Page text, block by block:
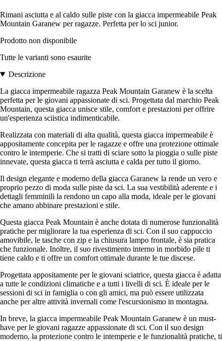
Rimani asciutta e al caldo sulle piste con la giacca impermeabile Peak
Mountain Garanew per ragazze. Perfetta per lo sci junior.
Prodotto non disponibile
Tutte le varianti sono esaurite
Descrizione
La giacca impermeabile ragazza Peak Mountain Garanew è la scelta
perfetta per le giovani appassionate di sci. Progettata dal marchio Peak
Mountain, questa giacca unisce stile, comfort e prestazioni per offrire
un'esperienza sciistica indimenticabile.
Realizzata con materiali di alta qualità, questa giacca impermeabile è
appositamente concepita per le ragazze e offre una protezione ottimale
contro le intemperie. Che si tratti di sciare sotto la pioggia o sulle piste
innevate, questa giacca ti terrà asciutta e calda per tutto il giorno.
Il design elegante e moderno della giacca Garanew la rende un vero e
proprio pezzo di moda sulle piste da sci. La sua vestibilità aderente e i
dettagli femminili la rendono un capo alla moda, ideale per le giovani
che amano abbinare prestazioni e stile.
Questa giacca Peak Mountain è anche dotata di numerose funzionalità
pratiche per migliorare la tua esperienza di sci. Con il suo cappuccio
amovibile, le tasche con zip e la chiusura lampo frontale, è sia pratica
che funzionale. Inoltre, il suo rivestimento interno in morbido pile ti
tiene caldo e ti offre un comfort ottimale durante le tue discese.
Progettata appositamente per le giovani sciatrice, questa giacca è adatta
a tutte le condizioni climatiche e a tutti i livelli di sci. È ideale per le
sessioni di sci in famiglia o con gli amici, ma può essere utilizzata
anche per altre attività invernali come l'escursionismo in montagna.
In breve, la giacca impermeabile Peak Mountain Garanew è un must-
have per le giovani ragazze appassionate di sci. Con il suo design
moderno, la protezione contro le intemperie e le funzionalità pratiche, ti